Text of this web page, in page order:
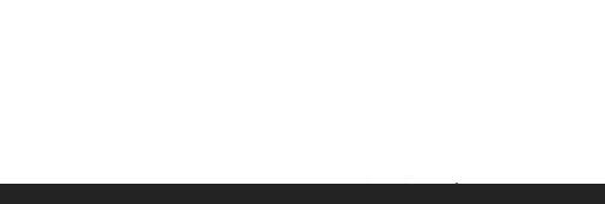
سامانه مدیریت نشریات علمی.طراحی و پیاده سازی ازسیناوب